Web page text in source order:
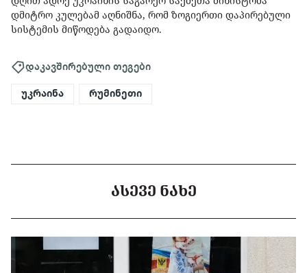
დმიტრო კულებამ აღნიშნა, რომ ზოგიერთი დაპირებული
სისტემის მიწოდება გადაიდო.
დაკავშირებული თეგები
უკრაინა რუმინეთი
ᲐᲡᲔᲕᲔ ᲜᲐᲮᲔ